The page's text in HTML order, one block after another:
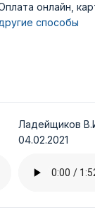
онлайн,
способы
Ладейщиков
04.02.2021